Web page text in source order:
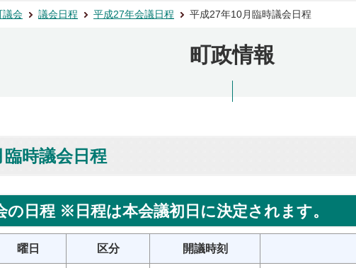
議会 議会日程 平成27年会議日程 平成27年10月臨時議会日程
町政情報
時議会日程
の日程 ※日程は本会議初日に決定されます。
曜日 区分 開議時刻